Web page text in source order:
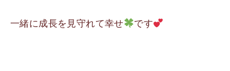
一緒に成長を見守れて幸せ です